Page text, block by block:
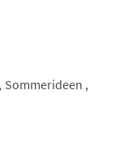
Sommerideen